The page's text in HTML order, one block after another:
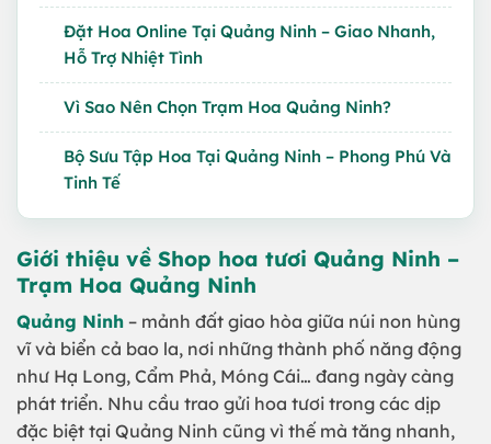
Đặt Hoa Online Tại Quảng Ninh – Giao Nhanh,
Hỗ Trợ Nhiệt Tình
Vì Sao Nên Chọn Trạm Hoa Quảng Ninh?
Bộ Sưu Tập Hoa Tại Quảng Ninh – Phong Phú Và
Tinh Tế
Giới thiệu về Shop hoa tươi Quảng Ninh –
Trạm Hoa Quảng Ninh
Quảng Ninh – mảnh đất giao hòa giữa núi non hùng
vĩ và biển cả bao la, nơi những thành phố năng động
như Hạ Long, Cẩm Phả, Móng Cái… đang ngày càng
phát triển. Nhu cầu trao gửi hoa tươi trong các dịp
đặc biệt tại Quảng Ninh cũng vì thế mà tăng nhanh,